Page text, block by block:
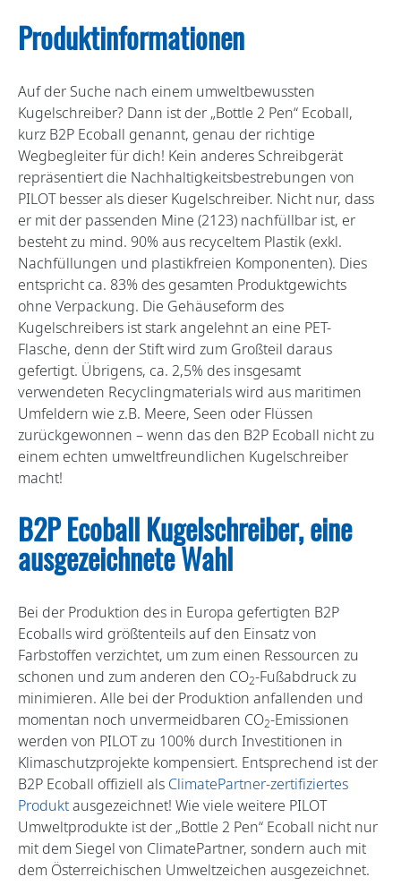
Produktinformationen
Auf der Suche nach einem umweltbewussten
Kugelschreiber? Dann ist der „Bottle 2 Pen“ Ecoball,
kurz B2P Ecoball genannt, genau der richtige
Wegbegleiter für dich! Kein anderes Schreibgerät
repräsentiert die Nachhaltigkeitsbestrebungen von
PILOT besser als dieser Kugelschreiber. Nicht nur, dass
er mit der passenden Mine (2123) nachfüllbar ist, er
besteht zu mind. 90% aus recyceltem Plastik (exkl.
Nachfüllungen und plastikfreien Komponenten). Dies
entspricht ca. 83% des gesamten Produktgewichts
ohne Verpackung. Die Gehäuseform des
Kugelschreibers ist stark angelehnt an eine PET-
Flasche, denn der Stift wird zum Großteil daraus
gefertigt. Übrigens, ca. 2,5% des insgesamt
verwendeten Recyclingmaterials wird aus maritimen
Umfeldern wie z.B. Meere, Seen oder Flüssen
zurückgewonnen – wenn das den B2P Ecoball nicht zu
einem echten umweltfreundlichen Kugelschreiber
macht!
B2P Ecoball Kugelschreiber, eine
ausgezeichnete Wahl
Bei der Produktion des in Europa gefertigten B2P
Ecoballs wird größtenteils auf den Einsatz von
Farbstoffen verzichtet, um zum einen Ressourcen zu
schonen und zum anderen den CO2-Fußabdruck zu
minimieren. Alle bei der Produktion anfallenden und
momentan noch unvermeidbaren CO2-Emissionen
werden von PILOT zu 100% durch Investitionen in
Klimaschutzprojekte kompensiert. Entsprechend ist der
B2P Ecoball offiziell als ClimatePartner-zertifiziertes
Produktausgezeichnet! Wie viele weitere PILOT
Umweltprodukte ist der „Bottle 2 Pen“ Ecoball nicht nur
mit dem Siegel von ClimatePartner, sondern auch mit
dem Österreichischen Umweltzeichen ausgezeichnet.